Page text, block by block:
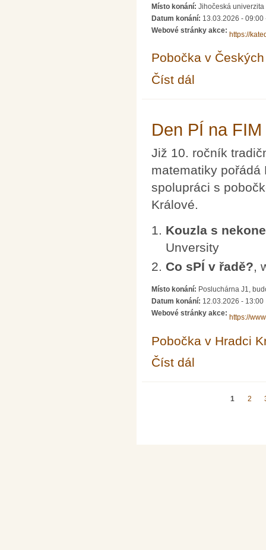
Místo konání: Jihočeská
Datum konání: 13.03.2026 - 09:00
Webové stránky akce:
https://
Pobočka v
Číst dál
Den PÍ na FIM
Již 10. ročník
matematiky pořádá
spolupráci s
Králové.
Kouzla s
Unversity
Co sPÍ v řadě?,
Místo konání: Posluchárna J1,
Datum konání: 12.03.2026 - 13:00
Webové stránky akce:
https://
Pobočka v Hradci
Číst dál
1 2